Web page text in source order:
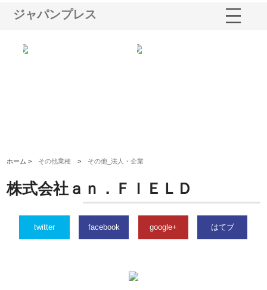
ジャパンプレス
ホーム > その他業種 > その他_法人・企業
株式会社ａｎ．ＦＩＥＬＤ
twitter facebook google+ はてブ